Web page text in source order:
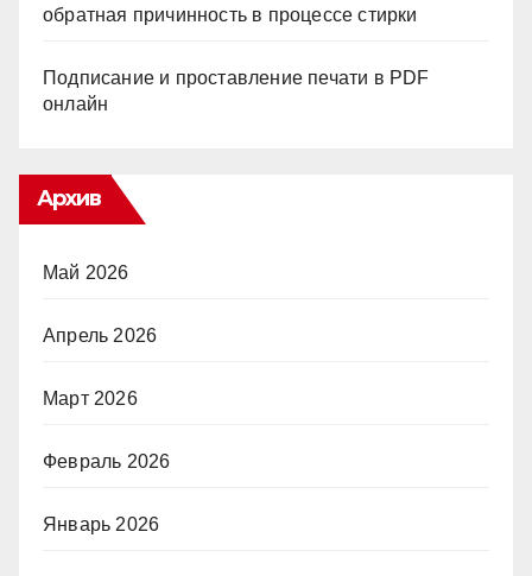
обратная причинность в процессе стирки
Подписание и проставление печати в PDF
онлайн
Архив
Май 2026
Апрель 2026
Март 2026
Февраль 2026
Январь 2026